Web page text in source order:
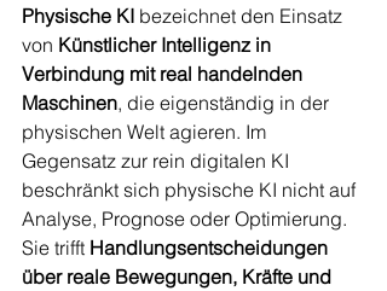
Physische KI bezeichnet den Einsatz
von Künstlicher Intelligenz in
Verbindung mit real handelnden
Maschinen, die eigenständig in der
physischen Welt agieren. Im
Gegensatz zur rein digitalen KI
beschränkt sich physische KI nicht auf
Analyse, Prognose oder Optimierung.
Sie trifft Handlungsentscheidungen
über reale Bewegungen, Kräfte und